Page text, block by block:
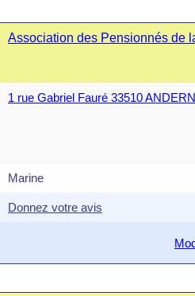
Association des Pensionnés de
1 rue Gabriel Fauré 33510
Marine
Donnez votre avis